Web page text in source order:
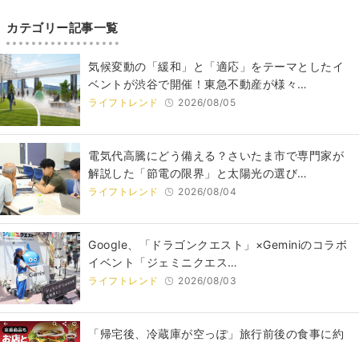
カテゴリー記事一覧
気候変動の「緩和」と「適応」をテーマとしたイ
ベントが渋谷で開催！東急不動産が様々…
ライフトレンド 2026/08/05
電気代高騰にどう備える？さいたま市で専門家が
解説した「節電の限界」と太陽光の選び…
ライフトレンド 2026/08/04
Google、「ドラゴンクエスト」×Geminiのコラボ
イベント「ジェミニクエス…
ライフトレンド 2026/08/03
「帰宅後、冷蔵庫が空っぽ」旅行前後の食事に約